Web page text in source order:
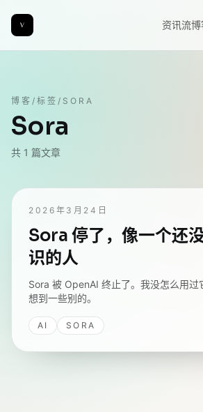
资讯流博
博客 / 标签 / SORA
Sora
共 1 篇文章
2026年3月24日
Sora 停了，像一个还
识的人
Sora 被 OpenAI 终止了。我没怎么用过
想到一些别的。
AI SORA